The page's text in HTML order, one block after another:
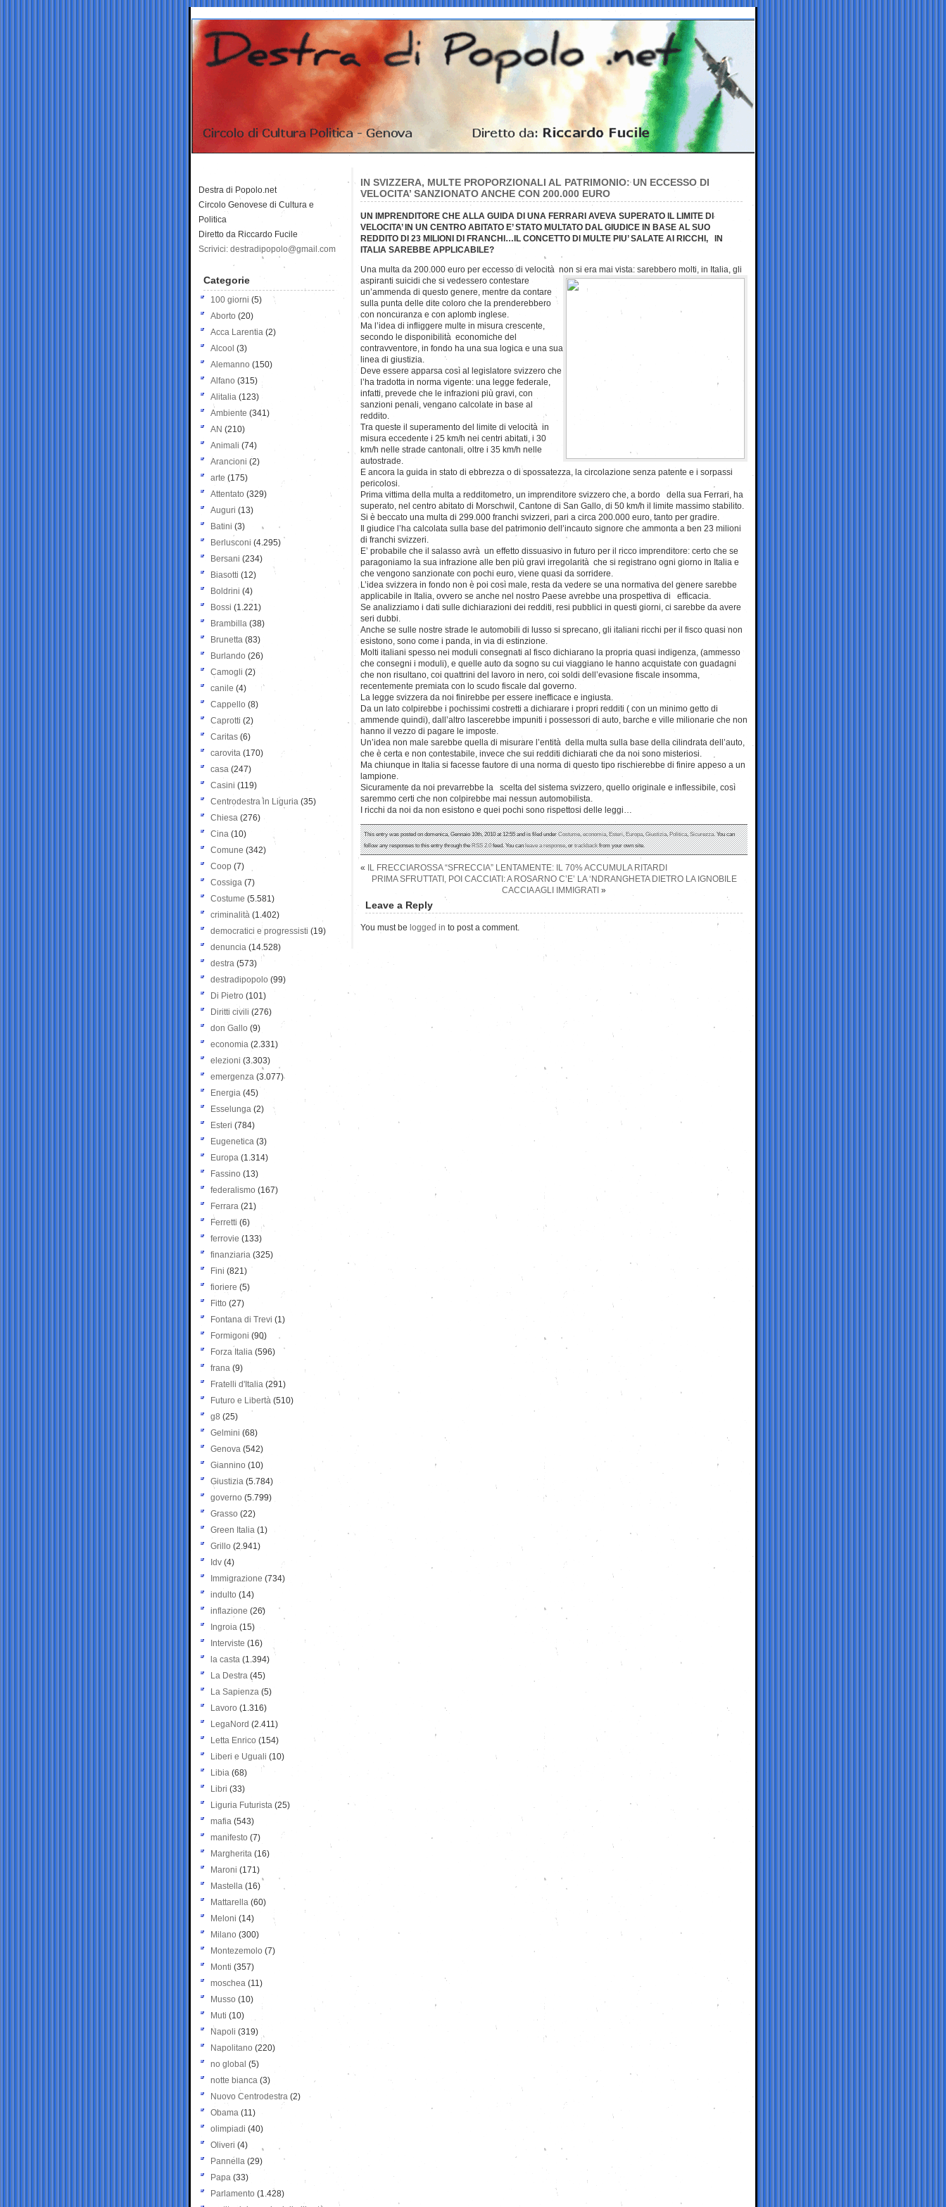
IN SVIZZERA, MULTE PROPORZIONALI AL PATRIMONIO: UN ECCESSO DI
VELOCITA’ SANZIONATO ANCHE CON 200.000 EURO
UN IMPRENDITORE CHE ALLA GUIDA DI UNA FERRARI AVEVA SUPERATO IL LIMITE DI
VELOCITA’ IN UN CENTRO ABITATO E’ STATO MULTATO DAL GIUDICE IN BASE AL SUO
REDDITO DI 23 MILIONI DI FRANCHI…IL CONCETTO DI MULTE PIU’ SALATE AI RICCHI, IN
ITALIA SAREBBE APPLICABILE?
Una multa da 200.000 euro per eccesso di velocità non si era mai vista: sarebbero molti, in Italia, gli
aspiranti suicidi che si vedessero contestare
un’ammenda di questo genere, mentre da contare
sulla punta delle dite coloro che la prenderebbero
con noncuranza e con aplomb inglese.
Ma l’idea di infliggere multe in misura crescente,
secondo le disponibilità economiche del
contravventore, in fondo ha una sua logica e una sua
linea di giustizia.
Deve essere apparsa così al legislatore svizzero che
l’ha tradotta in norma vigente: una legge federale,
infatti, prevede che le infrazioni più gravi, con
sanzioni penali, vengano calcolate in base al
reddito.
Tra queste il superamento del limite di velocità in
misura eccedente i 25 km/h nei centri abitati, i 30
km/h nelle strade cantonali, oltre i 35 km/h nelle
autostrade.
E ancora la guida in stato di ebbrezza o di spossatezza, la circolazione senza patente e i sorpassi
pericolosi.
Prima vittima della multa a redditometro, un imprenditore svizzero che, a bordo della sua Ferrari, ha
superato, nel centro abitato di Morschwil, Cantone di San Gallo, di 50 km/h il limite massimo stabilito.
Si è beccato una multa di 299.000 franchi svizzeri, pari a circa 200.000 euro, tanto per gradire.
Il giudice l’ha calcolata sulla base del patrimonio dell’incauto signore che ammonta a ben 23 milioni
di franchi svizzeri.
E’ probabile che il salasso avrà un effetto dissuasivo in futuro per il ricco imprenditore: certo che se
paragoniamo la sua infrazione alle ben più gravi irregolarità che si registrano ogni giorno in Italia e
che vengono sanzionate con pochi euro, viene quasi da sorridere.
L’idea svizzera in fondo non è poi così male, resta da vedere se una normativa del genere sarebbe
applicabile in Italia, ovvero se anche nel nostro Paese avrebbe una prospettiva di efficacia.
Se analizziamo i dati sulle dichiarazioni dei redditi, resi pubblici in questi giorni, ci sarebbe da avere
seri dubbi.
Anche se sulle nostre strade le automobili di lusso si sprecano, gli italiani ricchi per il fisco quasi non
esistono, sono come i panda, in via di estinzione.
Molti italiani spesso nei moduli consegnati al fisco dichiarano la propria quasi indigenza, (ammesso
che consegni i moduli), e quelle auto da sogno su cui viaggiano le hanno acquistate con guadagni
che non risultano, coi quattrini del lavoro in nero, coi soldi dell’evasione fiscale insomma,
recentemente premiata con lo scudo fiscale dal governo.
La legge svizzera da noi finirebbe per essere inefficace e ingiusta.
Da un lato colpirebbe i pochissimi costretti a dichiarare i propri redditi ( con un minimo getto di
ammende quindi), dall’altro lascerebbe impuniti i possessori di auto, barche e ville milionarie che non
hanno il vezzo di pagare le imposte.
Un’idea non male sarebbe quella di misurare l’entità della multa sulla base della cilindrata dell’auto,
che è certa e non contestabile, invece che sui redditi dichiarati che da noi sono misteriosi.
Ma chiunque in Italia si facesse fautore di una norma di questo tipo rischierebbe di finire appeso a un
lampione.
Sicuramente da noi prevarrebbe la scelta del sistema svizzero, quello originale e inflessibile, così
saremmo certi che non colpirebbe mai nessun automobilista.
I ricchi da noi da non esistono e quei pochi sono rispettosi delle leggi…
This entry was posted on domenica, Gennaio 10th, 2010 at 12:55 and is filed underCostume,economia,Esteri,Europa,Giustizia,Politica,Sicurezza. You can
follow any responses to this entry through theRSS 2.0feed. You canleave a response, ortrackbackfrom your own site.
«
IL FRECCIAROSSA “SFRECCIA” LENTAMENTE: IL 70% ACCUMULA RITARDI
PRIMA SFRUTTATI, POI CACCIATI: A ROSARNO C’E’ LA ‘NDRANGHETA DIETRO LA IGNOBILE
CACCIA AGLI IMMIGRATI »
Leave a Reply
You must be logged in to post a comment.
Destra di Popolo.net
Circolo Genovese di Cultura e
Politica
Diretto da Riccardo Fucile
Scrivici: destradipopolo@gmail.com
Categorie
100 giorni (5)
Aborto (20)
Acca Larentia (2)
Alcool (3)
Alemanno (150)
Alfano (315)
Alitalia (123)
Ambiente (341)
AN (210)
Animali (74)
Arancioni (2)
arte (175)
Attentato (329)
Auguri (13)
Batini (3)
Berlusconi (4.295)
Bersani (234)
Biasotti (12)
Boldrini (4)
Bossi (1.221)
Brambilla (38)
Brunetta (83)
Burlando (26)
Camogli (2)
canile (4)
Cappello (8)
Caprotti (2)
Caritas (6)
carovita (170)
casa (247)
Casini (119)
Centrodestra in Liguria (35)
Chiesa (276)
Cina (10)
Comune (342)
Coop (7)
Cossiga (7)
Costume (5.581)
criminalità (1.402)
democratici e progressisti (19)
denuncia (14.528)
destra (573)
destradipopolo (99)
Di Pietro (101)
Diritti civili (276)
don Gallo (9)
economia (2.331)
elezioni (3.303)
emergenza (3.077)
Energia (45)
Esselunga (2)
Esteri (784)
Eugenetica (3)
Europa (1.314)
Fassino (13)
federalismo (167)
Ferrara (21)
Ferretti (6)
ferrovie (133)
finanziaria (325)
Fini (821)
fioriere (5)
Fitto (27)
Fontana di Trevi (1)
Formigoni (90)
Forza Italia (596)
frana (9)
Fratelli d'Italia (291)
Futuro e Libertà (510)
g8 (25)
Gelmini (68)
Genova (542)
Giannino (10)
Giustizia (5.784)
governo (5.799)
Grasso (22)
Green Italia (1)
Grillo (2.941)
Idv (4)
Immigrazione (734)
indulto (14)
inflazione (26)
Ingroia (15)
Interviste (16)
la casta (1.394)
La Destra (45)
La Sapienza (5)
Lavoro (1.316)
LegaNord (2.411)
Letta Enrico (154)
Liberi e Uguali (10)
Libia (68)
Libri (33)
Liguria Futurista (25)
mafia (543)
manifesto (7)
Margherita (16)
Maroni (171)
Mastella (16)
Mattarella (60)
Meloni (14)
Milano (300)
Montezemolo (7)
Monti (357)
moschea (11)
Musso (10)
Muti (10)
Napoli (319)
Napolitano (220)
no global (5)
notte bianca (3)
Nuovo Centrodestra (2)
Obama (11)
olimpiadi (40)
Oliveri (4)
Pannella (29)
Papa (33)
Parlamento (1.428)